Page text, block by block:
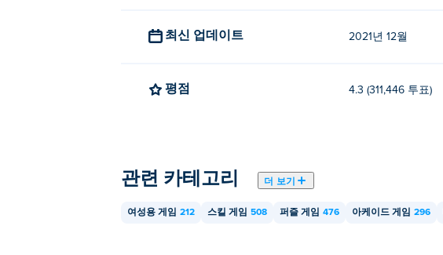
최신 업데이트 2021년 12월
평점 4.3 (311,446 투표)
관련 카테고리 더 보기
여성용 게임 212 스킬 게임 508 퍼즐 게임 476 아케이드 게임 296